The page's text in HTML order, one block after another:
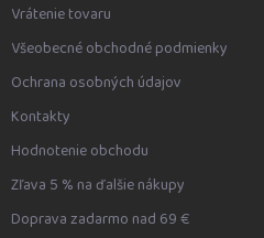
Vrátenie tovaru
Všeobecné obchodné podmienky
Ochrana osobných údajov
Kontakty
Hodnotenie obchodu
Zľava 5 % na ďalšie nákupy
Doprava zadarmo nad 69 €